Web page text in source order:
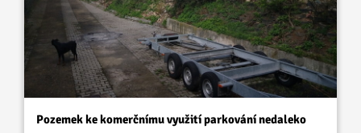
Pozemek ke komerčnímu využití parkování nedaleko